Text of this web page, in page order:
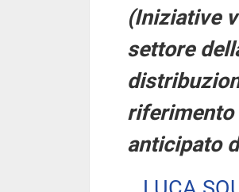
(Iniziative
settore
riferimento
anticipato